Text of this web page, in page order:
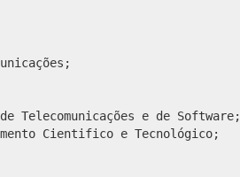
Telecomunicações e de Software;
Cientifico e Tecnológico;